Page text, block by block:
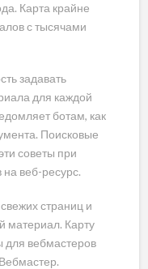
Карта крайне
с тысячами
задавать
для каждой
ботам, как
Поисковые
советы при
веб-ресурс.
страниц и
материал. Карту
для вебмастеров